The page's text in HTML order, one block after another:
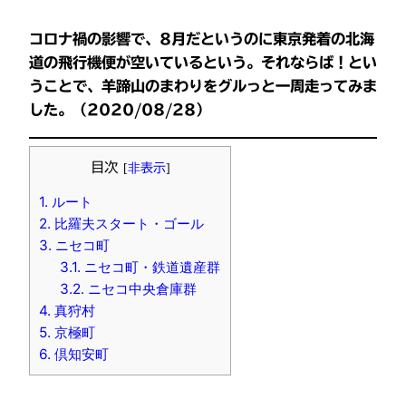
コロナ禍の影響で、8月だというのに東京発着の北海
道の飛行機便が空いているという。それならば！とい
うことで、羊蹄山のまわりをグルっと一周走ってみま
した。（2020/08/28）
目次 [非表示]
1. ルート
2. 比羅夫スタート・ゴール
3. ニセコ町
3.1. ニセコ町・鉄道遺産群
3.2. ニセコ中央倉庫群
4. 真狩村
5. 京極町
6. 倶知安町